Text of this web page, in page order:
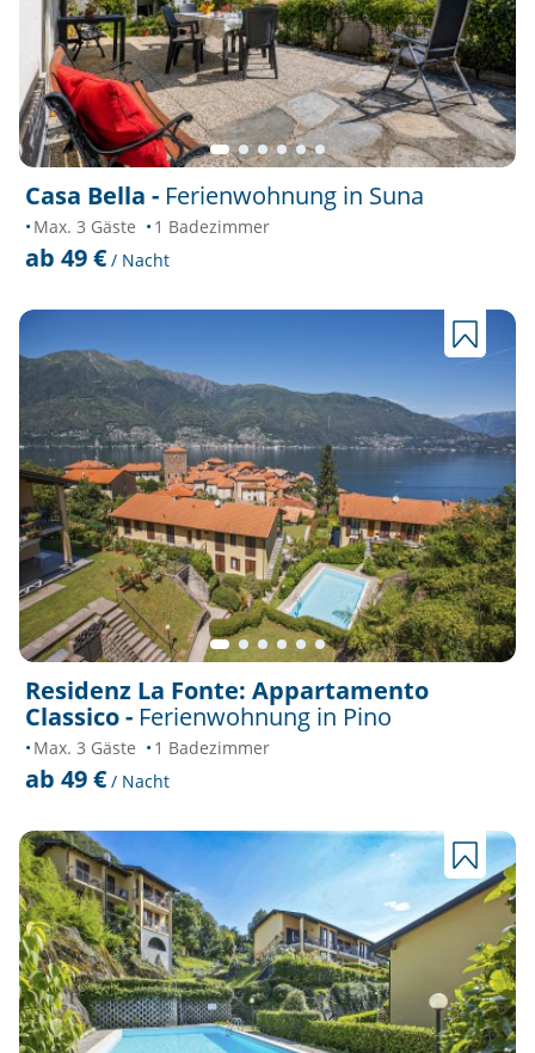
Casa Bella - Ferienwohnung in Suna
Max. 3 Gäste 1 Badezimmer
ab 49 € / Nacht
Residenz La Fonte: Appartamento
Classico - Ferienwohnung in Pino
Max. 3 Gäste 1 Badezimmer
ab 49 € / Nacht